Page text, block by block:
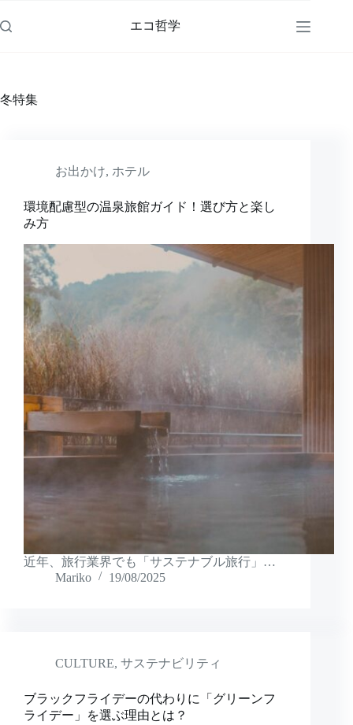
ン
ス
エコ哲学
冬特集
お出かけ, ホテル
環境配慮型の温泉旅館ガイド！選び方と楽し
み方
近年、旅行業界でも「サステナブル旅行」…
Mariko
19/08/2025
CULTURE, サステナビリティ
ブラックフライデーの代わりに「グリーンフ
ライデー」を選ぶ理由とは？